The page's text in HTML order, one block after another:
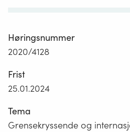
Høringsnummer
2020/4128
Frist
25.01.2024
Tema
Grensekryssende og